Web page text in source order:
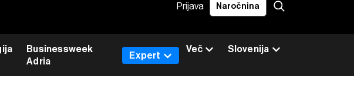
Prijava Naročnina
Businessweek
Adria
Slovenija
Expert
Več